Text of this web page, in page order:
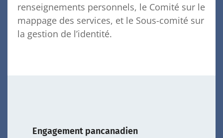
renseignements personnels, le Comité sur le
mappage des services, et le Sous-comité sur
la gestion de l’identité.
Engagement pancanadien